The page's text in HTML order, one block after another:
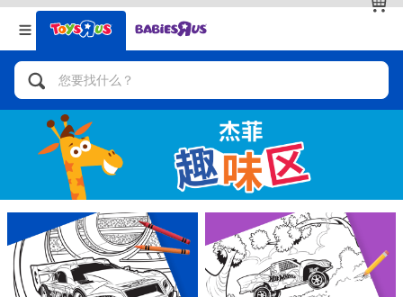
返回
分类目录
人气英雄，角色扮演，射击玩具
自行车，滑板车，骑乘车
拼砌组合及乐高LEGO
玩具车，货车，火车及遥控系列
返回
品牌
查看全部